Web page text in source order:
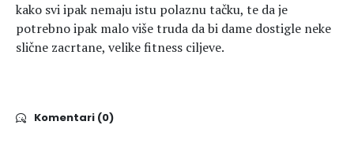
kako svi ipak nemaju istu polaznu tačku, te da je
potrebno ipak malo više truda da bi dame dostigle neke
slične zacrtane, velike fitness ciljeve.
Komentari (0)